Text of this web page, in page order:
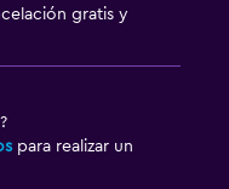
gratis y
para realizar un